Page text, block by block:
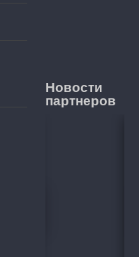
Новости
партнеров